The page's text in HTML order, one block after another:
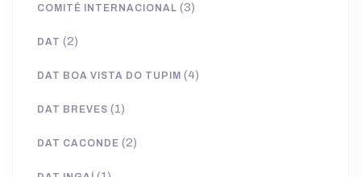
COMITÊ INTERNACIONAL (3)
DAT (2)
DAT BOA VISTA DO TUPIM (4)
DAT BREVES (1)
DAT CACONDE (2)